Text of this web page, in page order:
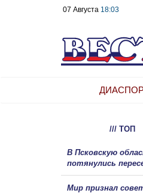
07 Августа 18:03
/// ТОП
В Псковскую
потянулись
Мир признал